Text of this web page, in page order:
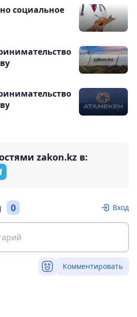
социальное
zakon.kz в:
0 Вход
Комментировать